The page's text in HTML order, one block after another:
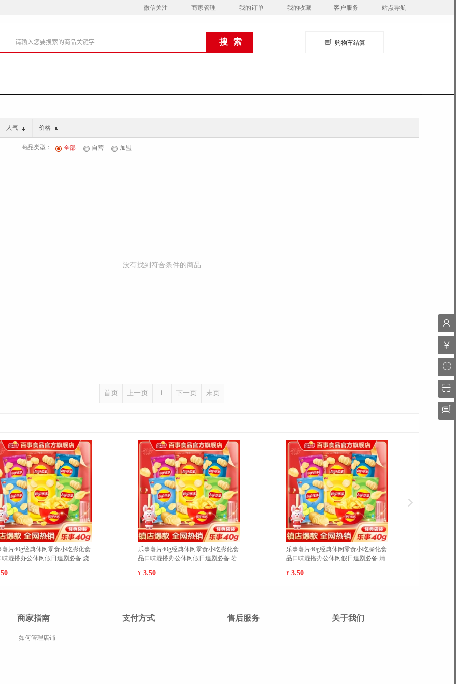
微信关注 商家管理 我的订单 我的收藏 客户服务 站点导航
购物车结算
人气 价格
商品类型： 全部 自营 加盟
没有找到符合条件的商品
首页 上一页 1 下一页 末页
食小吃膨化食
日追剧必备 清
乐事薯片40g经典休闲零食小吃膨化食
品口味混搭办公休闲假日追剧必备 经
魔法士干脆面袋装20g/袋休闲膨化零
食品干吃充饥即食方便面 吮指嫩牛排
魔法士干脆面袋装20g/袋
商家指南
如何管理店铺
支付方式 售后服务 关于我们